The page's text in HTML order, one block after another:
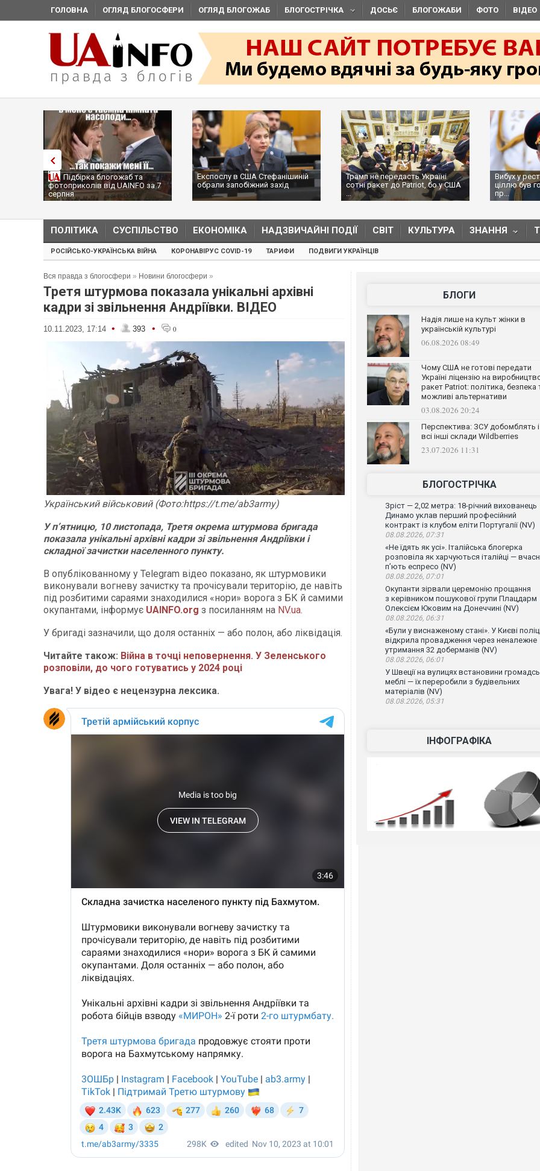
ГОЛОВНА ОГЛЯД БЛОГОСФЕРИ ОГЛЯД БЛОГОЖАБ БЛОГОСТРІЧКА ДОСЬЄ БЛОГОЖАБИ ФОТО ВІДЕО
Підбірка блогожаб та
фотоприколів від UAINFO за 7
серпня
Експослу в США Стефанішиній
обрали запобіжний захід
Трамп не передасть Україні
сотні ракет до Patriot, бо у США
...
Вибух у
ціллю був
пр...
ПОЛІТИКА СУСПІЛЬСТВО ЕКОНОМІКА НАДЗВИЧАЙНІ ПОДІЇ СВІТ КУЛЬТУРА ЗНАННЯ
РОСІЙСЬКО-УКРАЇНСЬКА ВІЙНА КОРОНАВІРУС COVID-19 ТАРИФИ ПОДВИГИ УКРАЇНЦІВ
Вся правда з блогосфери » Новини блогосфери »
Третя штурмова показала унікальні архівні
кадри зі звільнення Андріївки. ВІДЕО
10.11.2023, 17:14 • 393 • 0
Український військовий (Фото:https://t.me/ab3army)
У п’ятницю, 10 листопада, Третя окрема штурмова бригада
показала унікальні архівні кадри зі звільнення Андріївки і
складної зачистки населенного пункту.
В опублікованному у Telegram відео показано, як штурмовики
виконували вогневу зачистку та прочісували територію, де навіть
під розбитими сараями знаходилися «нори» ворога з БК й самими
окупантами, інформує UAINFO.org з посиланням на NV.ua.
У бригаді зазначили, що доля останніх — або полон, або ліквідація.
Читайте також: Війна в точці неповернення. У Зеленського
розповіли, до чого готуватись у 2024 році
Увага! У відео є нецензурна лексика.
БЛОГИ
Надія лише на культ жінки в
українській культурі
06.08.2026 08:49
Чому США не готові передати
Україні ліцензію на
ракет Patriot: політика, безпека
можливі альтернативи
03.08.2026 20:24
Перспектива: ЗСУ добомблять і
всі інші склади Wildberries
23.07.2026 11:31
БЛОГОСТРІЧКА
Зріст — 2,02 метра: 18-річний вихованець
Динамо уклав перший професійний
контракт із клубом еліти Португалії (NV)
08.08.2026, 07:31
«Не їдять як усі». Італійська блогерка
розповіла як харчуються італійці —
п’ють еспресо (NV)
08.08.2026, 07:01
Окупанти зірвали церемонію прощання
з керівником пошукової групи Плацдарм
Олексієм Юковим на Донеччині (NV)
08.08.2026, 06:31
«Були у виснаженому стані». У Києві
відкрила провадження через неналежне
утримання 32 доберманів (NV)
08.08.2026, 06:01
У Швеції на вулицях встановини
меблі — їх переробили з будівельних
матеріалів (NV)
08.08.2026, 05:31
ІНФОГРАФІКА